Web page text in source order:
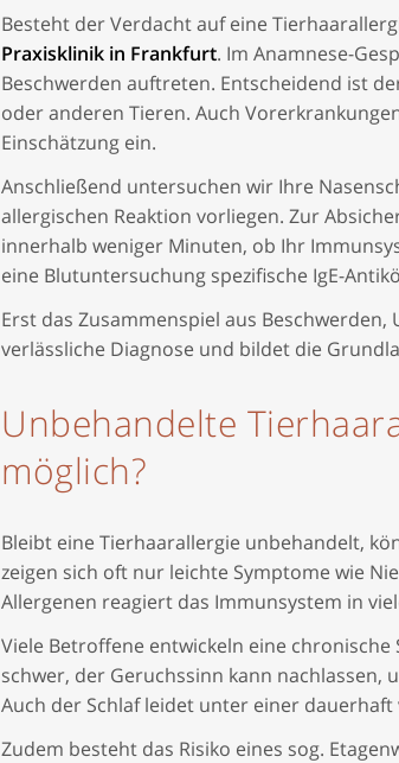
Besteht der Verdacht auf eine
Praxisklinik in Frankfurt. Im Anamnese-
Beschwerden auftreten. Entscheidend ist
oder anderen Tieren. Auch
Einschätzung ein.
Anschließend untersuchen wir Ihre
allergischen Reaktion vorliegen. Zur
innerhalb weniger Minuten, ob Ihr
eine Blutuntersuchung spezifische IgE-
Erst das Zusammenspiel aus
verlässliche Diagnose und bildet die
Unbehandelte
möglich?
Bleibt eine Tierhaarallergie unbehandelt,
zeigen sich oft nur leichte Symptome wie
Allergenen reagiert das Immunsystem in
Viele Betroffene entwickeln eine
schwer, der Geruchssinn kann nachlassen,
Auch der Schlaf leidet unter einer
Zudem besteht das Risiko eines sog.